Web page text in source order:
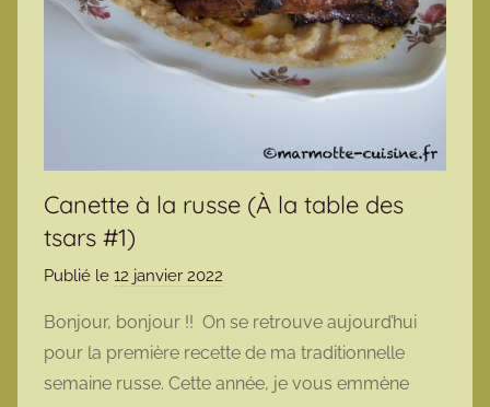
Canette à la russe (À la table des
tsars #1)
Publié le 12 janvier 2022
r
m
a
Bonjour, bonjour !! On se retrouve aujourd’hui
pour la première recette de ma traditionnelle
semaine russe. Cette année, je vous emmène